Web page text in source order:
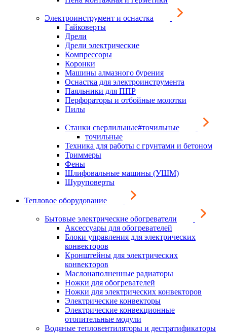
Электроинструмент и оснастка
Гайковерты
Дрели
Дрели электрические
Компрессоры
Коронки
Машины алмазного бурения
Оснастка для электроинструмента
Паяльники для ППР
Перфораторы и отбойные молотки
Пилы
Станки сверлильные#точильные
точильные
Техника для работы с грунтами и бетоном
Триммеры
Фены
Шлифовальные машины (УШМ)
Шуруповерты
Тепловое оборудование
Бытовые электрические обогреватели
Аксессуары для обогревателей
Блоки управления для электрических
конвекторов
Кронштейны для электрических
конвекторов
Маслонаполненные радиаторы
Ножки для обогревателей
Ножки для электрических конвекторов
Электрические конвекторы
Электрические конвекционные
отопительные модули
Водяные тепловентиляторы и дестратификаторы